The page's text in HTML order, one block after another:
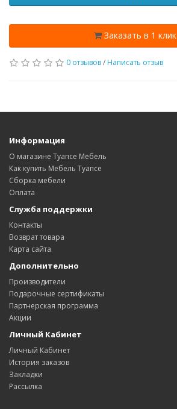
Заказать в 1 клик
0 отзывов/ Написать отзыв
Информация
О магазине Туапсе Мебель
Как купить Мебель Туапсе
Сборка мебели
Оплата
Служба поддержки
Контакты
Возврат товара
Карта сайта
Дополнительно
Производители
Подарочные сертификаты
Партнерская программа
Акции
Личный Кабинет
Личный Кабинет
История заказов
Закладки
Рассылка